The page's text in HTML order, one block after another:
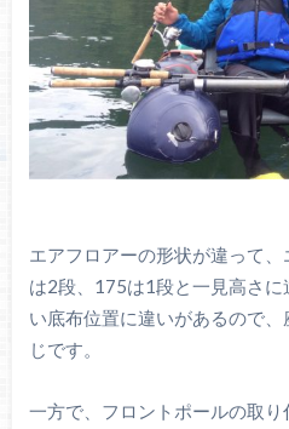
エアフロアーの形状が違って
は2段、175は1段と一見高さ
い底布位置に違いがあるので
じです。
一方で、フロントポールの取り